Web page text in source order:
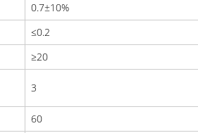
0.7±10%
≤0.2
≥20
3
60